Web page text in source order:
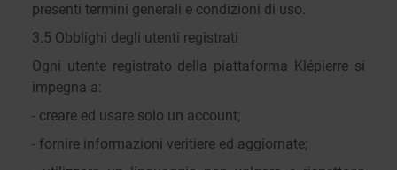
presenti termini generali e condizioni di uso.
3.5 Obblighi degli utenti registrati
Ogni utente registrato della piattaforma Klépierre si
impegna a:
- creare ed usare solo un account;
- fornire informazioni veritiere ed aggiornate;